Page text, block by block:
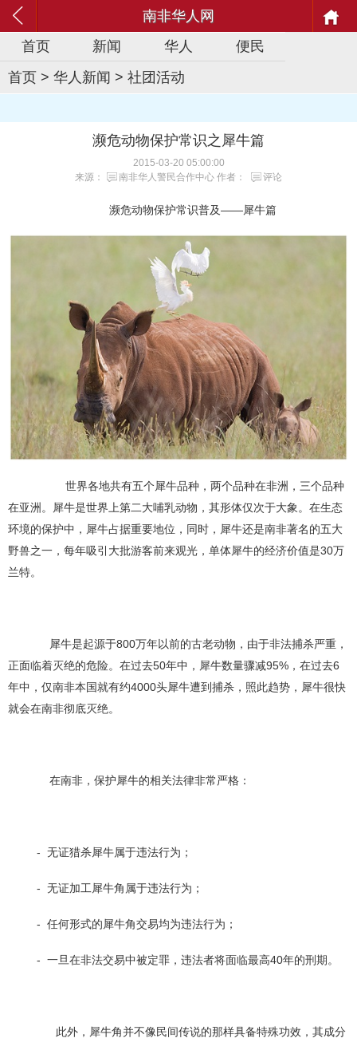
南非华人网
首页
新闻 华人
便民
首页 > 华人新闻 > 社团活动
濒危动物保护常识之犀牛篇
2015-03-20 05:00:00
来源：
南非华人警民合作中心 作者： 评论
濒危动物保护常识普及——犀牛篇
世界各地共有五个犀牛品种，两个品种在非洲，三个品种
在亚洲。犀牛是世界上第二大哺乳动物，其形体仅次于大象。在生态
环境的保护中，犀牛占据重要地位，同时，犀牛还是南非著名的五大
野兽之一，每年吸引大批游客前来观光，单体犀牛的经济价值是30万
兰特。
犀牛是起源于800万年以前的古老动物，由于非法捕杀严重，
正面临着灭绝的危险。在过去50年中，犀牛数量骤减95%，在过去6
年中，仅南非本国就有约4000头犀牛遭到捕杀，照此趋势，犀牛很快
就会在南非彻底灭绝。
在南非，保护犀牛的相关法律非常严格：
- 无证猎杀犀牛属于违法行为；
- 无证加工犀牛角属于违法行为；
- 任何形式的犀牛角交易均为违法行为；
- 一旦在非法交易中被定罪，违法者将面临最高40年的刑期。
此外，犀牛角并不像民间传说的那样具备特殊功效，其成分